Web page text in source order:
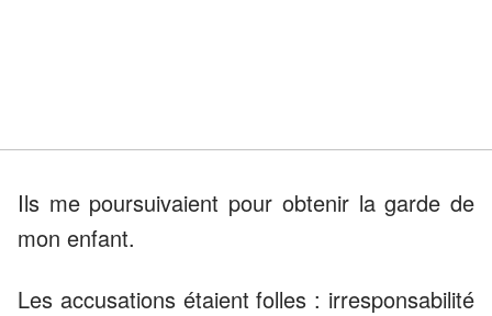
Ils me poursuivaient pour obtenir la garde de
mon enfant.
Les accusations étaient folles : irresponsabilité